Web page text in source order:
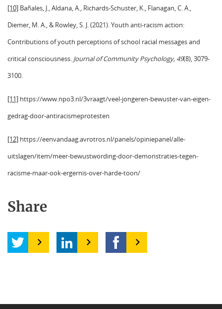
[10] Bañales, J., Aldana, A., Richards‐Schuster, K., Flanagan, C. A.,
Diemer, M. A., & Rowley, S. J. (2021). Youth anti‐racism action:
Contributions of youth perceptions of school racial messages and
critical consciousness. Journal of Community Psychology, 49(8), 3079-
3100.
[11] https://www.npo3.nl/3vraagt/veel-jongeren-bewuster-van-eigen-
gedrag-door-antiracismeprotesten
[12] https://eenvandaag.avrotros.nl/panels/opiniepanel/alle-
uitslagen/item/meer-bewustwording-door-demonstraties-tegen-
racisme-maar-ook-ergernis-over-harde-toon/
Share